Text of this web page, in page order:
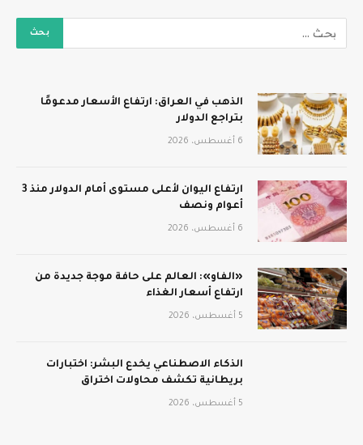
الذهب في العراق: ارتفاع الأسعار مدعومًا
بتراجع الدولار
6 أغسطس، 2026
ارتفاع اليوان لأعلى مستوى أمام الدولار منذ 3
أعوام ونصف
6 أغسطس، 2026
«الفاو»: العالم على حافة موجة جديدة من
ارتفاع أسعار الغذاء
5 أغسطس، 2026
الذكاء الاصطناعي يخدع البشر: اختبارات
بريطانية تكشف محاولات اختراق
5 أغسطس، 2026